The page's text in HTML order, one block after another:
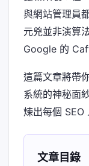
與網站管理員
元兇並非演算
Google 的
這篇文章將帶
系統的神秘面
煉出每個 SEO
文章目錄